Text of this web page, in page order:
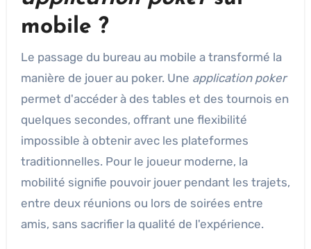
mobile ?
Le passage du bureau au mobile a transformé la
manière de jouer au poker. Une application poker
permet d'accéder à des tables et des tournois en
quelques secondes, offrant une flexibilité
impossible à obtenir avec les plateformes
traditionnelles. Pour le joueur moderne, la
mobilité signifie pouvoir jouer pendant les trajets,
entre deux réunions ou lors de soirées entre
amis, sans sacrifier la qualité de l'expérience.